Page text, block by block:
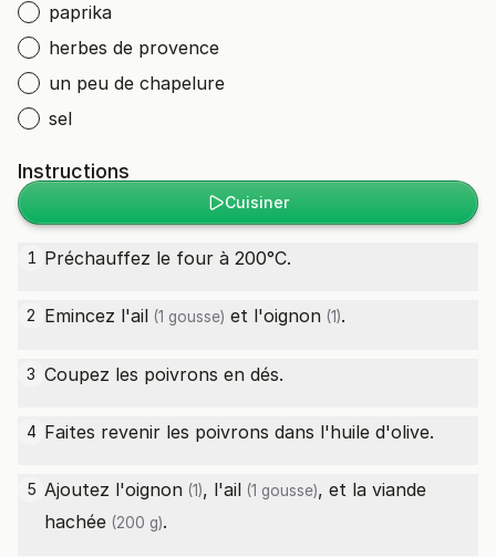
paprika
herbes de provence
un peu de chapelure
sel
Instructions
Cuisiner
1 Préchauffez le four à 200°C.
2 Emincez l'ail (1 gousse) et l'oignon (1).
3 Coupez les poivrons en dés.
4 Faites revenir les poivrons dans l'huile d'olive.
5 Ajoutez l'oignon (1), l'ail (1 gousse), et la viande
hachée (200 g).